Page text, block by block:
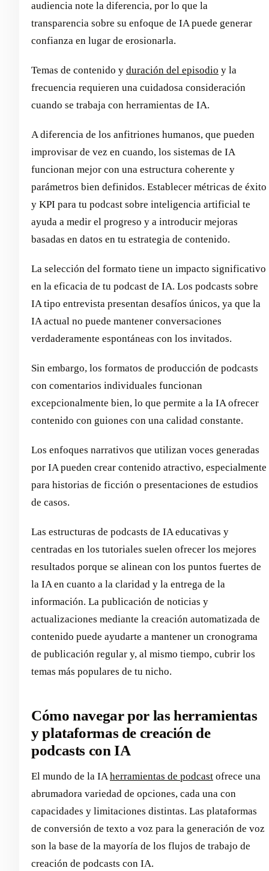
audiencia note la diferencia, por lo que la
transparencia sobre su enfoque de IA puede generar
confianza en lugar de erosionarla.
Temas de contenido y duración del episodio y la
frecuencia requieren una cuidadosa consideración
cuando se trabaja con herramientas de IA.
A diferencia de los anfitriones humanos, que pueden
improvisar de vez en cuando, los sistemas de IA
funcionan mejor con una estructura coherente y
parámetros bien definidos. Establecer métricas de éxito
y KPI para tu podcast sobre inteligencia artificial te
ayuda a medir el progreso y a introducir mejoras
basadas en datos en tu estrategia de contenido.
La selección del formato tiene un impacto significativo
en la eficacia de tu podcast de IA. Los podcasts sobre
IA tipo entrevista presentan desafíos únicos, ya que la
IA actual no puede mantener conversaciones
verdaderamente espontáneas con los invitados.
Sin embargo, los formatos de producción de podcasts
con comentarios individuales funcionan
excepcionalmente bien, lo que permite a la IA ofrecer
contenido con guiones con una calidad constante.
Los enfoques narrativos que utilizan voces generadas
por IA pueden crear contenido atractivo, especialmente
para historias de ficción o presentaciones de estudios
de casos.
Las estructuras de podcasts de IA educativas y
centradas en los tutoriales suelen ofrecer los mejores
resultados porque se alinean con los puntos fuertes de
la IA en cuanto a la claridad y la entrega de la
información. La publicación de noticias y
actualizaciones mediante la creación automatizada de
contenido puede ayudarte a mantener un cronograma
de publicación regular y, al mismo tiempo, cubrir los
temas más populares de tu nicho.
Cómo navegar por las herramientas
y plataformas de creación de
podcasts con IA
El mundo de la IA herramientas de podcast ofrece una
abrumadora variedad de opciones, cada una con
capacidades y limitaciones distintas. Las plataformas
de conversión de texto a voz para la generación de voz
son la base de la mayoría de los flujos de trabajo de
creación de podcasts con IA.